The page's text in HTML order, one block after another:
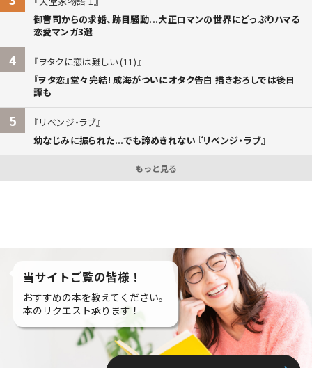
御曹司からの求婚、跡目騒動...大正ロマンの世界にどっぷりハマる
恋愛マンガ3選
4
ヲタクに恋は難しい (11)
『ヲタ恋』堂々完結! 成海がついにオタク告白 描きおろしでは後日
譚も
5
リベンジ・ラブ
幼なじみに振られた...でも諦めきれない 『リベンジ・ラブ』
もっと見る
当サイトご覧の皆様！
おすすめの本を教えてください。
本のリクエスト承ります！